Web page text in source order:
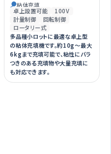
粘体充填
卓上設置可能
100V
計量制御
回転制御
ロータリー式
多品種小ロットに最適な卓上型
の粘体充填機です。約10g～最大
6kgまで充填可能で、粘性にバラ
つきのある充填物や大量充填に
も対応できます。